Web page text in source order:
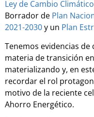
Ley de Cambio
Borrador de Plan
2021-2030y un Plan
Tenemos evidencias
materia de transición
materializando y, en
recordar el rol
motivo de la reciente
Ahorro Energético.